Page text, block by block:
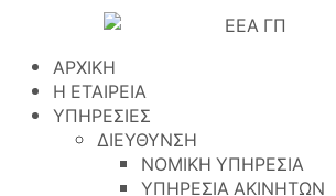
ΑΡΧΙΚΗ
Η ΕΤΑΙΡΕΙΑ
ΥΠΗΡΕΣΙΕΣ
ΔΙΕΥΘΥΝΣΗ
ΝΟΜΙΚΗ ΥΠΗΡΕΣΙΑ
ΥΠΗΡΕΣΙΑ ΑΚΙΝΗΤΩΝ